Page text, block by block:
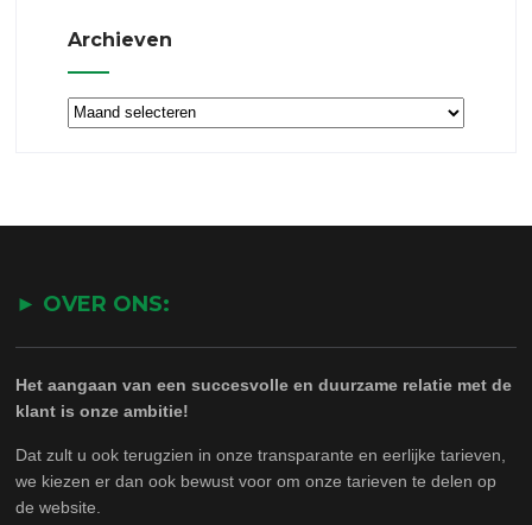
Archieven
Archieven
► OVER ONS:
Het aangaan van een succesvolle en duurzame relatie met de
klant is onze ambitie!
Dat zult u ook terugzien in onze transparante en eerlijke tarieven,
we kiezen er dan ook bewust voor om onze tarieven te delen op
de website.